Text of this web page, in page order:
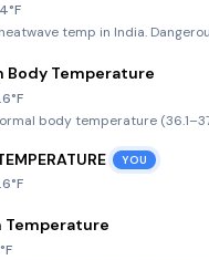
temp in India.
Body Temperature
body temperature
YOU
Temperature